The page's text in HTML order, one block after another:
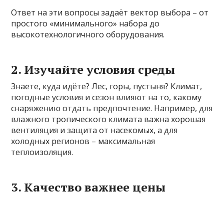
Ответ на эти вопросы задаёт вектор выбора – от
простого «минимального» набора до
высокотехнологичного оборудования.
2. Изучайте условия среды
Знаете, куда идёте? Лес, горы, пустыня? Климат,
погодные условия и сезон влияют на то, какому
снаряжению отдать предпочтение. Например, для
влажного тропического климата важна хорошая
вентиляция и защита от насекомых, а для
холодных регионов – максимальная
теплоизоляция.
3. Качество важнее цены